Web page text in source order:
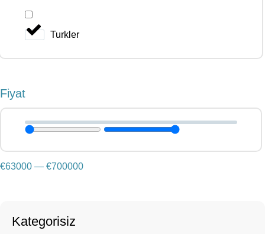
Turkler
Fiyat
€63000 — €700000
Kategorisiz